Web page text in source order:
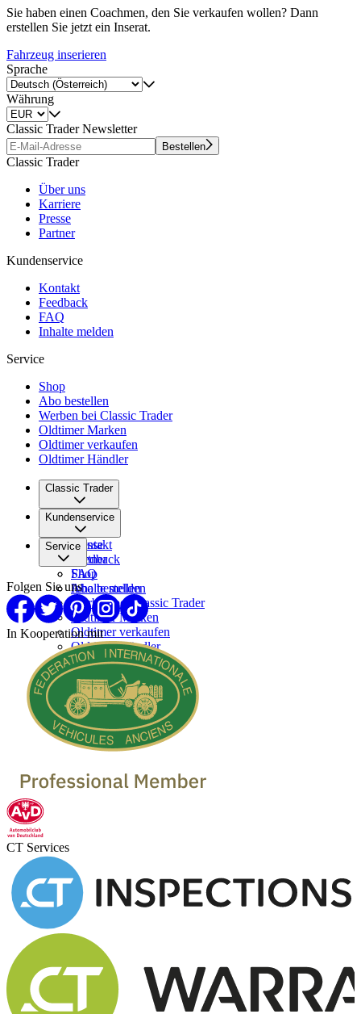
Sie haben einen Coachmen, den Sie verkaufen wollen? Dann
erstellen Sie jetzt ein Inserat.
Fahrzeug inserieren
Sprache
Währung
Classic Trader Newsletter
Bestellen
Classic Trader
Über uns
Karriere
Presse
Partner
Kundenservice
Kontakt
Feedback
FAQ
Inhalte melden
Service
Shop
Abo bestellen
Werben bei Classic Trader
Oldtimer Marken
Oldtimer verkaufen
Oldtimer Händler
Classic Trader
Über uns
Karriere
Presse
Partner
Kundenservice
Kontakt
Feedback
FAQ
Inhalte melden
Service
Shop
Abo bestellen
Werben bei Classic Trader
Oldtimer Marken
Oldtimer verkaufen
Oldtimer Händler
Folgen Sie uns
In Kooperation mit
CT Services